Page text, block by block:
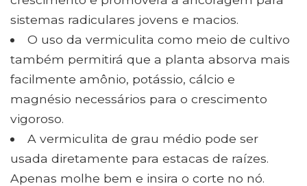
sistemas radiculares jovens e macios.
O uso da vermiculita como meio de cultivo
também permitirá que a planta absorva mais
facilmente amônio, potássio, cálcio e
magnésio necessários para o crescimento
vigoroso.
A vermiculita de grau médio pode ser
usada diretamente para estacas de raízes.
Apenas molhe bem e insira o corte no nó.